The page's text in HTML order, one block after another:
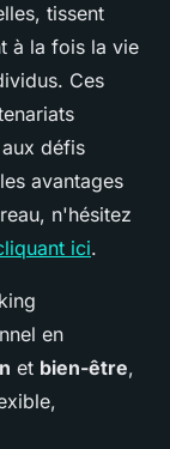
tissent
à la fois la vie
Ces
défis
avantages
n'hésitez
ici.
en
et bien-être,